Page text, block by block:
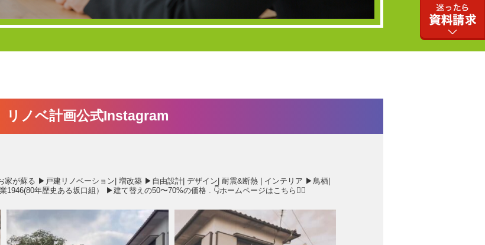
リノベ計画公式Instagram
家が蘇る ▶︎戸建リノベーション| 増改築 ▶︎自由設計| デザイン| 耐震&断熱 | インテリア ▶︎鳥栖|
1946(80年歴史ある坂口組） ▶︎建て替えの50〜70%の価格 . 👇ホームページはこちら💁‍♂️